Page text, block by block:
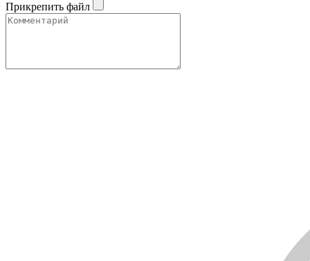
Прикрепить файл